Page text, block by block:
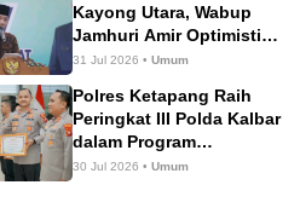
Kayong Utara, Wabup
Jamhuri Amir Optimistis
Ketapang Raih Prestasi
31 Jul 2026 •Umum
Polres Ketapang Raih
Peringkat III Polda Kalbar
dalam Program
Ketahanan Pangan,
30 Jul 2026 •Umum